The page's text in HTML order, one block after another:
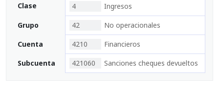
Clase 4 Ingresos
Grupo 42 No operacionales
Cuenta 4210 Financieros
Subcuenta 421060 Sanciones cheques devueltos